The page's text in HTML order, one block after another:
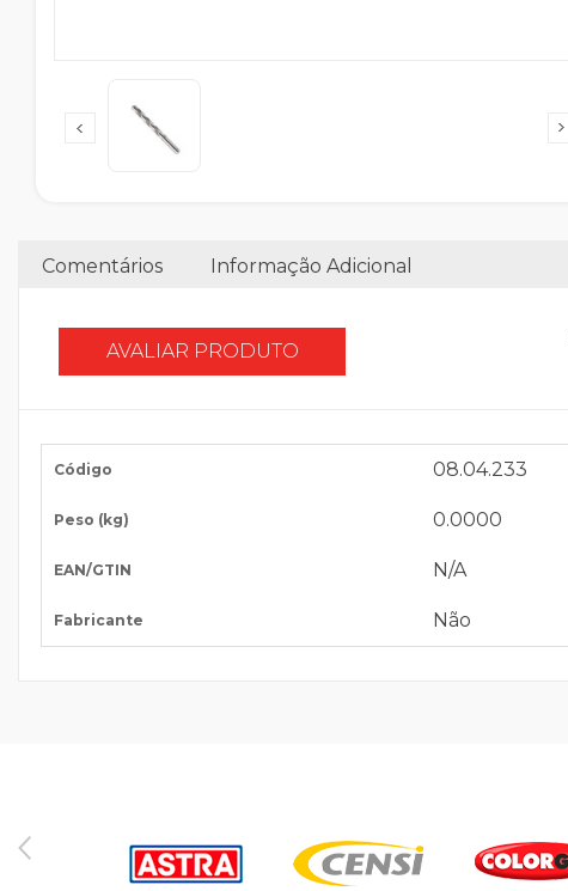
Comentários Informação Adicional
AVALIAR PRODUTO
Código 08.04.233
Peso (kg) 0.0000
EAN/GTIN N/A
Fabricante Não